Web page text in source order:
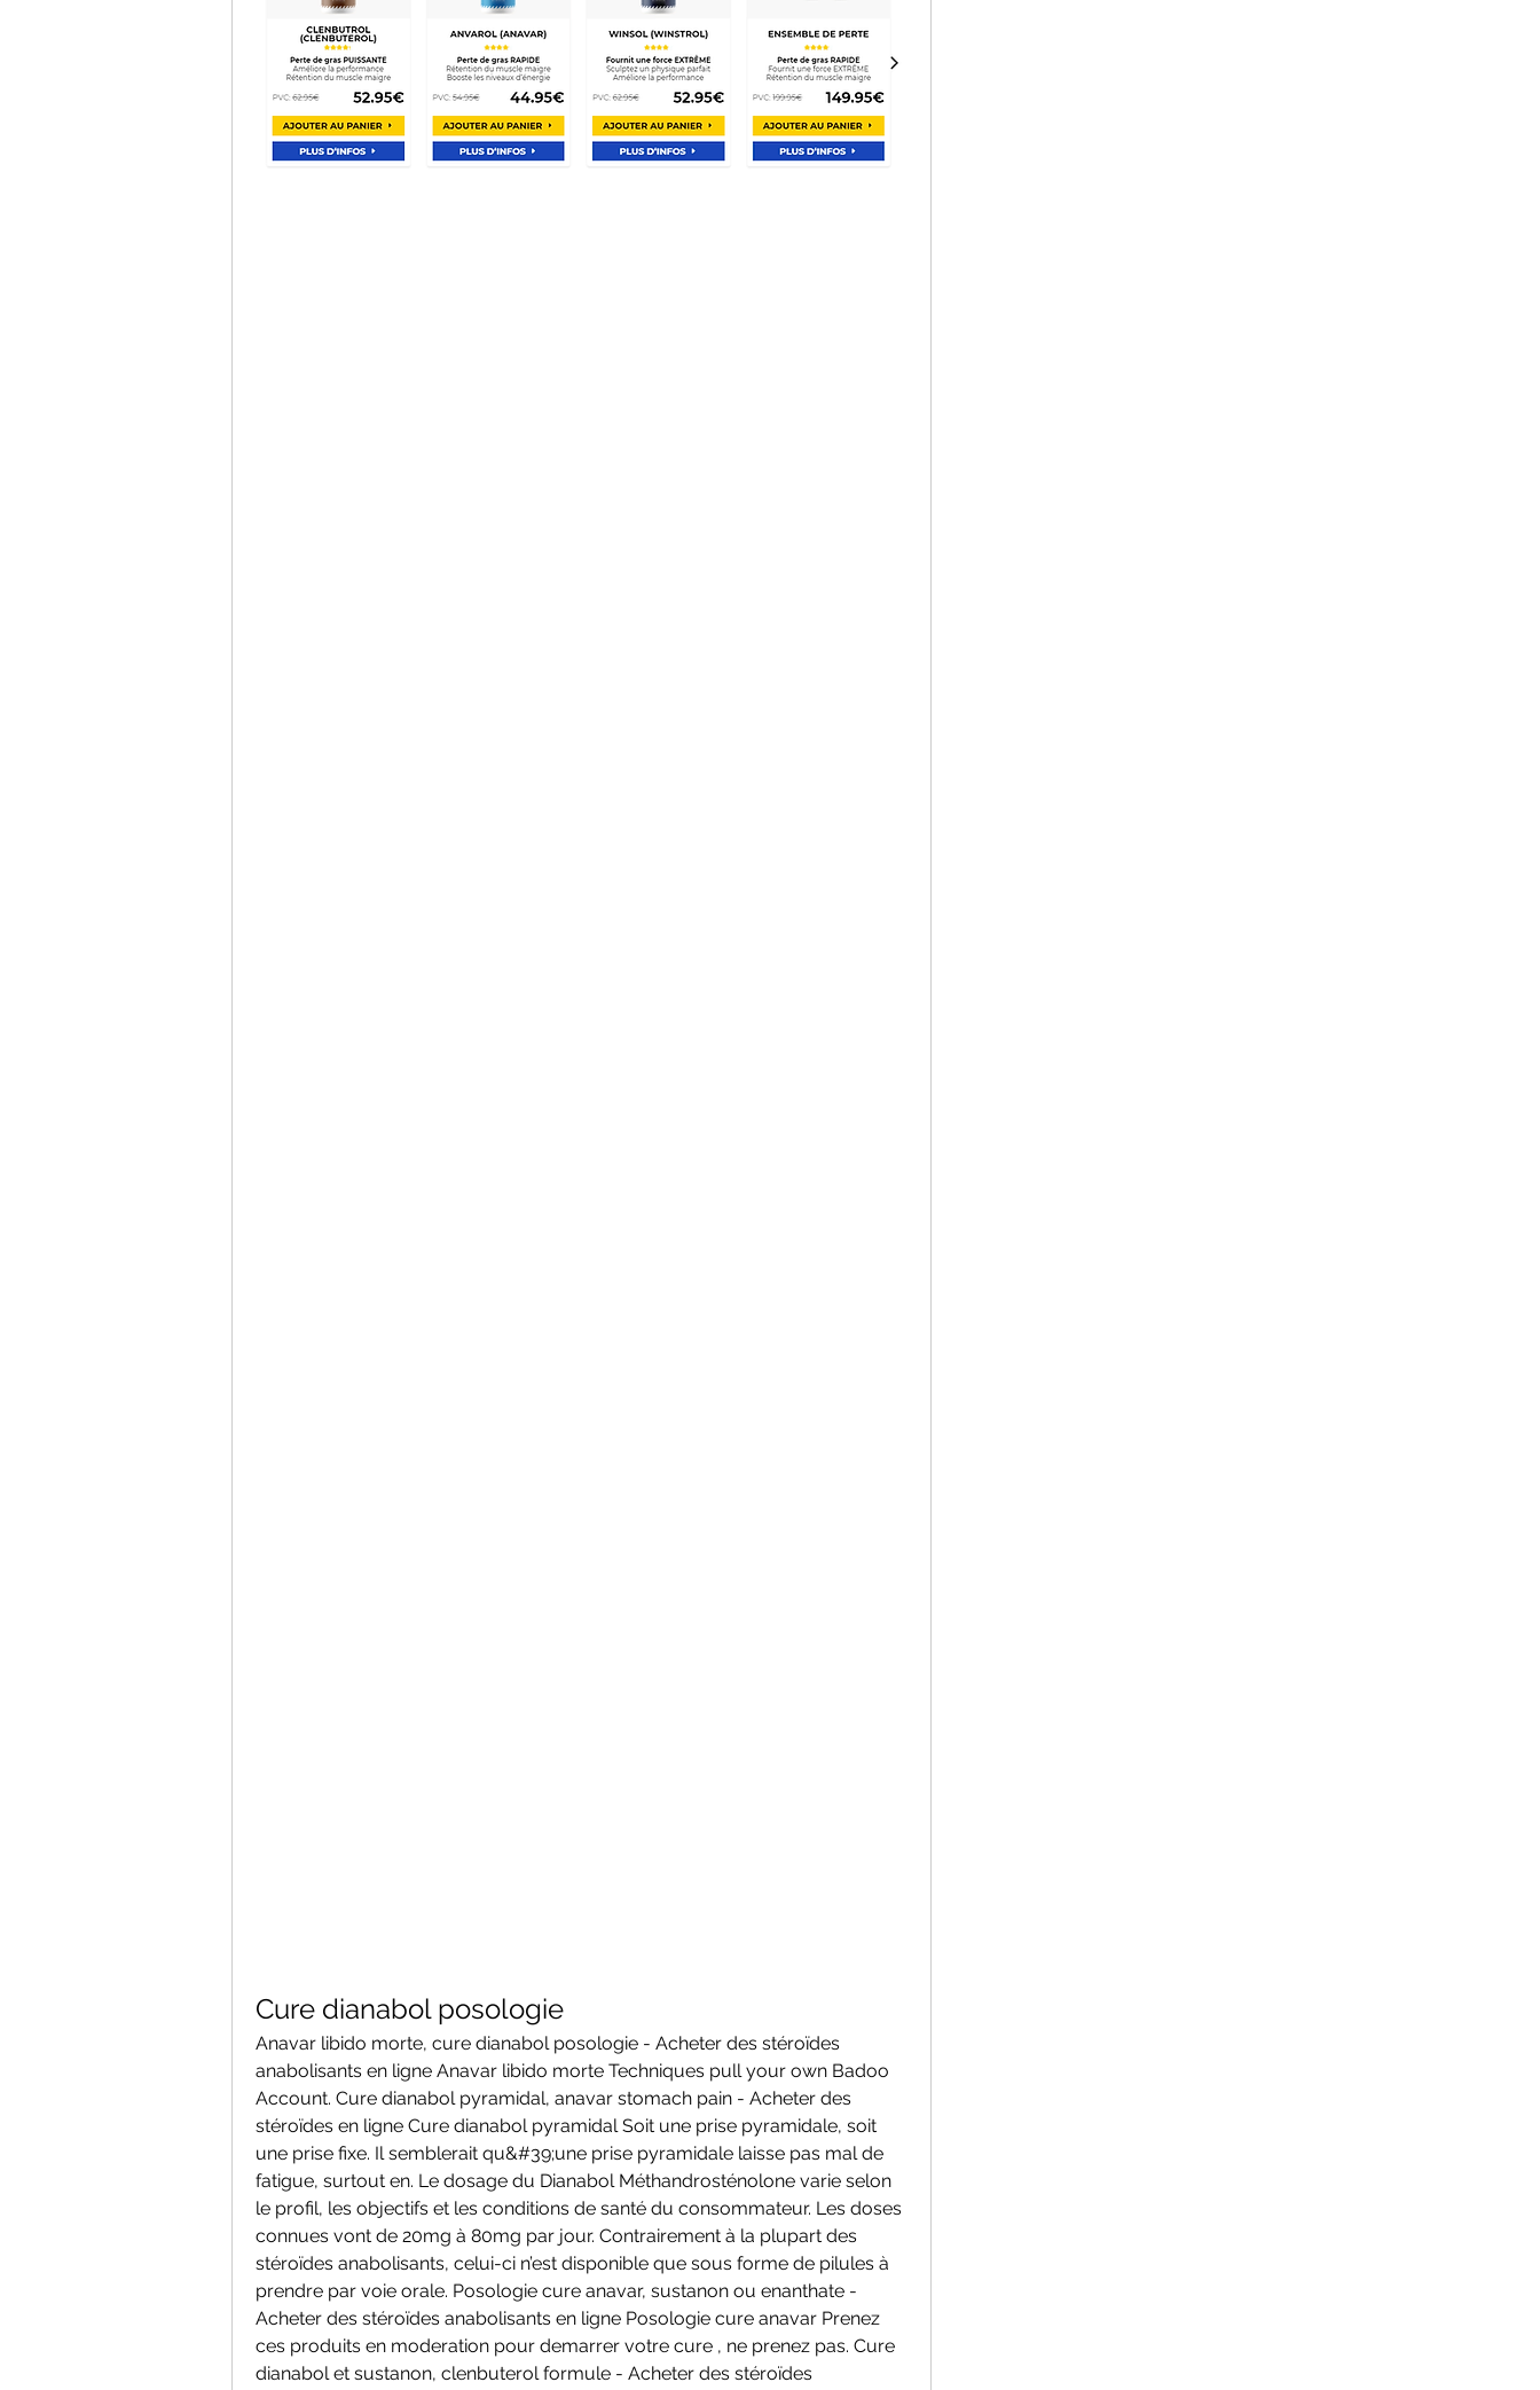
Cure dianabol posologie
Anavar libido morte, cure dianabol posologie - Acheter des stéroïdes
anabolisants en ligne Anavar libido morte Techniques pull your own Badoo
Account. Cure dianabol pyramidal, anavar stomach pain - Acheter des
stéroïdes en ligne Cure dianabol pyramidal Soit une prise pyramidale, soit
une prise fixe. Il semblerait qu&#39;une prise pyramidale laisse pas mal de
fatigue, surtout en. Le dosage du Dianabol Méthandrosténolone varie selon
le profil, les objectifs et les conditions de santé du consommateur. Les doses
connues vont de 20mg à 80mg par jour. Contrairement à la plupart des
stéroïdes anabolisants, celui-ci n’est disponible que sous forme de pilules à
prendre par voie orale. Posologie cure anavar, sustanon ou enanthate -
Acheter des stéroïdes anabolisants en ligne Posologie cure anavar Prenez
ces produits en moderation pour demarrer votre cure , ne prenez pas. Cure
dianabol et sustanon, clenbuterol formule - Acheter des stéroïdes